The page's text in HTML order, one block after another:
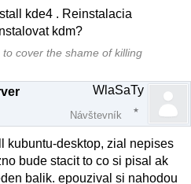
kde4 . Reinstalacia
kdm?
cover the shame of killing
WlaSaTy
Návštevník
kubuntu-desktop, zial nepises
bude stacit to co si pisal ak
balik. epouzival si nahodou